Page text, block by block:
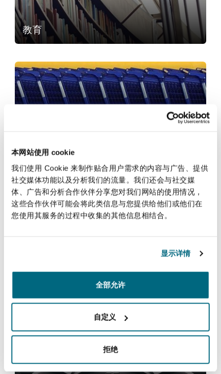
本网站使用 cookie
我们使用 Cookie 来制作贴合用户需求的内容与广告、提供
社交媒体功能以及分析我们的流量。我们还会与社交媒
体、广告和分析合作伙伴分享您对我们网站的使用情况，
这些合作伙伴可能会将此类信息与您提供给他们或他们在
您使用其服务的过程中收集的其他信息相结合。
显示详情
全部允许
自定义
拒绝
Non-Contentious
Satellite & Space
Insurance Coverage
Marine
Political Risk & Trade Credit
Property
Specialty
海
加坡
尼
阿密
特利尔
泽西
兰治县
尼克斯
哥华
盛顿
尔福德
兹
敦
德里
尼克
卡斯尔
法律解析
教育
零售和消费
贸易与商品
服务